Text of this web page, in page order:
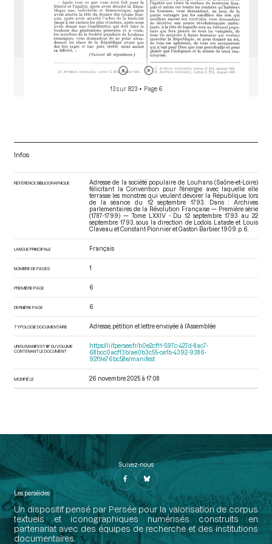
13 sur 823 • Page 6
Infos
RÉFÉRENCE BIBLIOGRAPHIQUE
Adresse de la société populaire de Louhans (Saône-et-Loire)
félicitant la Convention pour l'énergie avec laquelle elle
terrasse les monstres qui veulent dévorer la République, lors
de la séance du 12 septembre 1793. Dans : Archives
parlementaires de la Révolution Française — Première série
(1787-1799) — Tome LXXIV - Du 12 septembre 1793 au 22
septembre 1793 , sous la direction de Lodoïs Lataste et Louis
Claveau et Constant Pionnier et Gaston Barbier. 1909. p. 6.
LANGUE PRINCIPALE Français
NOMBRE DE PAGES 1
PREMIÈRE PAGE 6
DERNIÈRE PAGE 6
TYPOLOGIE DOCUMENTAIRE Adresse, pétition et lettre envoyée à l’Assemblée
URI DU MANIFEST IIIF DU VOLUME
CONTENANT LE DOCUMENT
https://iiif.persee.fr/b0e2cf11-597c-427d-8ac7-
68bcc0acf13b/ae0b3c55-ce1b-4392-9386-
92f9e76bc58e/manifest
MODIFIÉ LE 26 novembre 2025 à 17:08
Suivez-nous
Les perséides
Un dispositif pensé par Persée pour la valorisation de corpus
textuels et iconographiques numérisés construits en
partenariat avec des équipes de recherche et des institutions
documentaires.